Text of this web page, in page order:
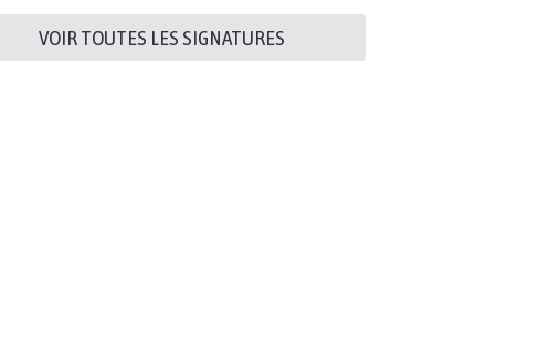
VOIR TOUTES LES SIGNATURES